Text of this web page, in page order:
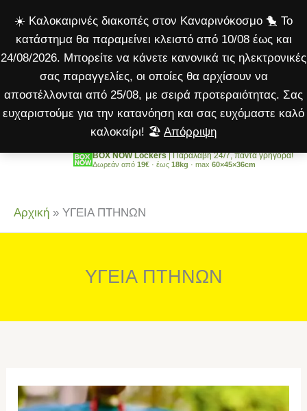
☀️ Καλοκαιρινές διακοπές στον Καναρινόκοσμο 🐤 Το
κατάστημα θα παραμείνει κλειστό από 10/08 έως και
24/08/2026. Μπορείτε να κάνετε κανονικά τις ηλεκτρονικές
σας παραγγελίες, οι οποίες θα αρχίσουν να
αποστέλλονται από 25/08, με σειρά προτεραιότητας. Σας
ευχαριστούμε για την κατανόηση και σας ευχόμαστε καλό
καλοκαίρι! 🏖️ Απόρριψη
στο
περιεχόμενο
BOX NOW Lockers| Παραλαβή 24/7, πάντα γρήγορα!
Δωρεάν από 19€ · έως 18kg · max 60×45×36cm
Αρχική » ΥΓΕΙΑ ΠΤΗΝΩΝ
ΥΓΕΙΑ ΠΤΗΝΩΝ
Πώς